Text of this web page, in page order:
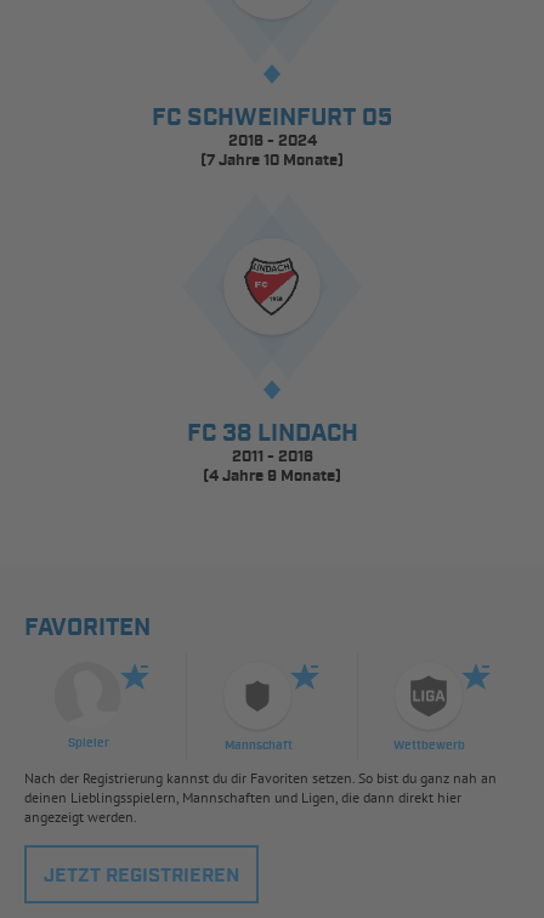
FC SCHWEINFURT 05
2016 - 2024
(7 Jahre 10 Monate)
FC 38 LINDACH
2011 - 2016
(4 Jahre 9 Monate)
FAVORITEN
Spieler Mannschaft Wettbewerb
Nach der Registrierung kannst du dir Favoriten setzen. So bist du ganz nah an
deinen Lieblingsspielern, Mannschaften und Ligen, die dann direkt hier
angezeigt werden.
JETZT REGISTRIEREN